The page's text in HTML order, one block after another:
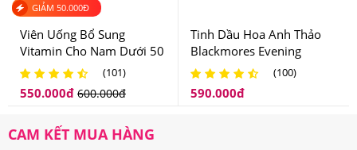
GIẢM 50.000Đ
Viên Uống Bổ Sung
Vitamin Cho Nam Dưới 50
Tuổi One A Day Men’s
Complete Multivitamin
(101)
550.000đ 600.000đ
Tinh Dầu Hoa Anh Thảo
Blackmores Evening
Primrose Oil Của Úc
(100)
590.000đ
CAM KẾT MUA HÀNG